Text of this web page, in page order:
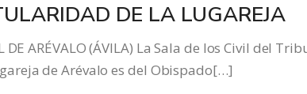
DE LA LUGAREJA
DE ARÉVALO (ÁVILA) La Sala de los Civil del
de Arévalo es del Obispado[…]